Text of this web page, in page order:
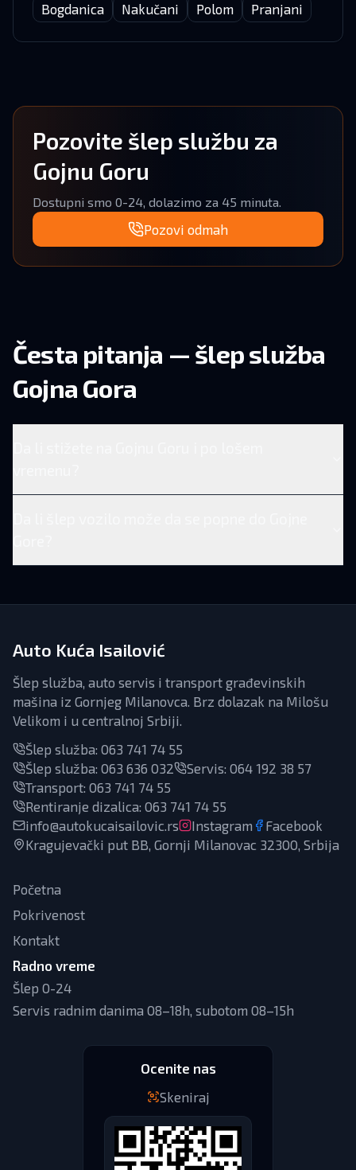
Bogdanica
Nakučani Polom Pranjani
Pozovite šlep službu za
Gojnu Goru
Dostupni smo 0-24, dolazimo za 45 minuta.
Pozovi odmah
Česta pitanja — šlep služba
Gojna Gora
Auto Kuća Isailović
Šlep služba, auto servis i transport građevinskih
mašina iz Gornjeg Milanovca. Brz dolazak na Milošu
Velikom i u centralnoj Srbiji.
Šlep služba: 063 741 74 55
Šlep služba: 063 636 032 Servis: 064 192 38 57
Transport: 063 741 74 55
Rentiranje dizalica: 063 741 74 55
info@autokucaisailovic.rs
Instagram
Facebook
Kragujevački put BB, Gornji Milanovac 32300, Srbija
Početna
Pokrivenost
Kontakt
Radno vreme
Šlep 0-24
Servis radnim danima 08–18h, subotom 08–15h
Ocenite nas
Skeniraj